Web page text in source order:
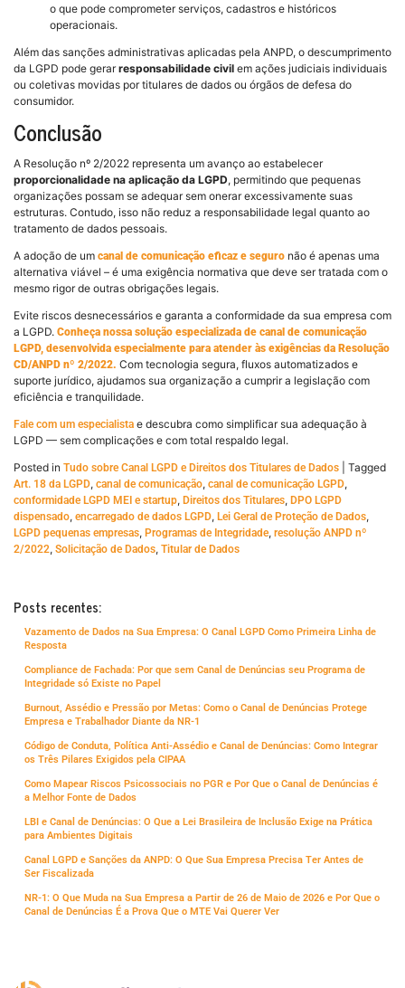
o que pode comprometer serviços, cadastros e históricos
operacionais.
Além das sanções administrativas aplicadas pela ANPD, o descumprimento
da LGPD pode gerarresponsabilidade civil em ações judiciais individuais
ou coletivas movidas por titulares de dados ou órgãos de defesa do
consumidor.
Conclusão
A Resolução nº 2/2022 representa um avanço ao estabelecer
proporcionalidade na aplicação da LGPD, permitindo que pequenas
organizações possam se adequar sem onerar excessivamente suas
estruturas. Contudo, isso não reduz a responsabilidade legal quanto ao
tratamento de dados pessoais.
A adoção de um canal de comunicação eficaz e seguro não é apenas uma
alternativa viável – é uma exigência normativa que deve ser tratada com o
mesmo rigor de outras obrigações legais.
Evite riscos desnecessários e garanta a conformidade da sua empresa com
a LGPD. Conheça nossa solução especializada de canal de comunicação
LGPD, desenvolvida especialmente para atender às exigências da Resolução
CD/ANPD nº 2/2022. Com tecnologia segura, fluxos automatizados e
suporte jurídico, ajudamos sua organização a cumprir a legislação com
eficiência e tranquilidade.
Fale com um especialista e descubra como simplificar sua adequação à
LGPD — sem complicações e com total respaldo legal.
Posted in Tudo sobre Canal LGPD e Direitos dos Titulares de Dados Tagged
Art. 18 da LGPD, canal de comunicação, canal de comunicação LGPD,
conformidade LGPD MEI e startup, Direitos dos Titulares, DPO LGPD
dispensado, encarregado de dados LGPD, Lei Geral de Proteção de Dados,
LGPD pequenas empresas, Programas de Integridade, resolução ANPD nº
2/2022, Solicitação de Dados, Titular de Dados
Posts recentes:
Vazamento de Dados na Sua Empresa: O Canal LGPD Como Primeira Linha de
Resposta
Compliance de Fachada: Por que sem Canal de Denúncias seu Programa de
Integridade só Existe no Papel
Burnout, Assédio e Pressão por Metas: Como o Canal de Denúncias Protege
Empresa e Trabalhador Diante da NR-1
Código de Conduta, Política Anti-Assédio e Canal de Denúncias: Como Integrar
os Três Pilares Exigidos pela CIPAA
Como Mapear Riscos Psicossociais no PGR e Por Que o Canal de Denúncias é
a Melhor Fonte de Dados
LBI e Canal de Denúncias: O Que a Lei Brasileira de Inclusão Exige na Prática
para Ambientes Digitais
Canal LGPD e Sanções da ANPD: O Que Sua Empresa Precisa Ter Antes de
Ser Fiscalizada
NR-1: O Que Muda na Sua Empresa a Partir de 26 de Maio de 2026 e Por Que o
Canal de Denúncias É a Prova Que o MTE Vai Querer Ver